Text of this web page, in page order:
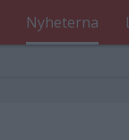
Nyheterna